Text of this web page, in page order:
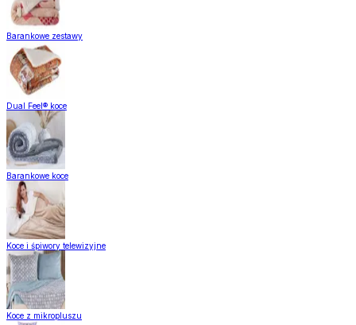
Barankowe zestawy
Dual Feel® koce
Barankowe koce
Koce i śpiwory telewizyjne
Koce z mikropluszu